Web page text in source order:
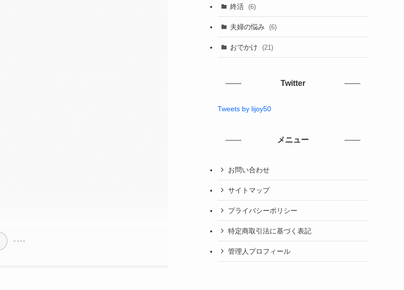
終活 (6)
夫婦の悩み (6)
おでかけ (21)
Twitter
Tweets by lijoy50
メニュー
お問い合わせ
サイトマップ
プライバシーポリシー
特定商取引法に基づく表記
管理人プロフィール